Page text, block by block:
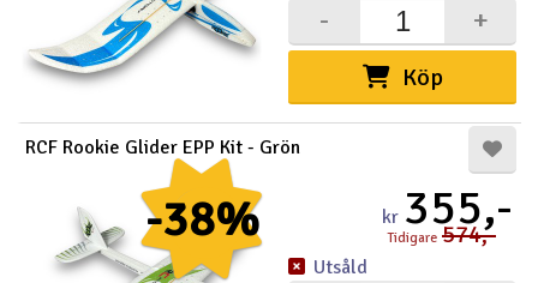
Köp
+
-
-38%
RCF Rookie Glider EPP Kit - Grön
kr 355,-
Tidigare 574,-
Utsåld